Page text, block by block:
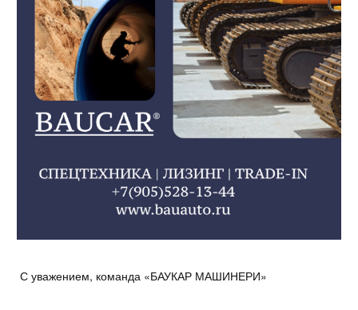
С уважением, команда «БАУКАР МАШИНЕРИ»